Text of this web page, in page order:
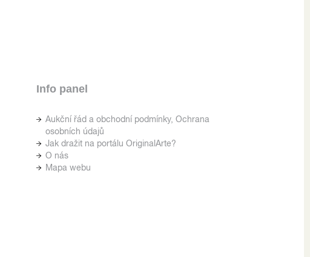
Info panel
Aukční řád a obchodní podmínky, Ochrana
osobních údajů
Jak dražit na portálu OriginalArte?
O nás
Mapa webu